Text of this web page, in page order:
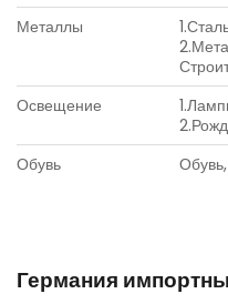
Металлы
Освещение
Обувь
Германия